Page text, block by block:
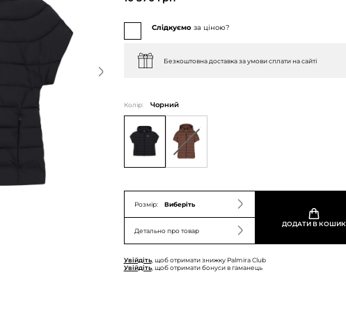
Слідкуємоза ціною?
Безкоштовна доставка за умови сплати на сайті
Колір: Чорний
Розмір: Виберіть
Детально про товар
ДОДАТИ В КОШИК
Увійдіть, щоб отримати знижку Palmira Club
Увійдіть, щоб отримати бонуси в гаманець